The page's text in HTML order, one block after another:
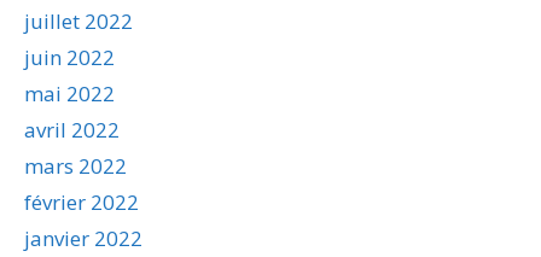
juillet 2022
juin 2022
mai 2022
avril 2022
mars 2022
février 2022
janvier 2022